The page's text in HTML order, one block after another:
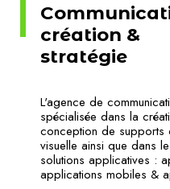
création &
stratégie
L'agence de
spécialisée dans la
conception de supports
visuelle ainsi que dans
solutions applicatives :
applications mobiles &